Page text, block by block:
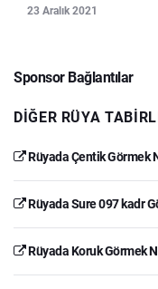
23 Aralık 2021
Sponsor Bağlantılar
DIĞER RÜYA
Rüyada Çentik Görmek
Rüyada Sure 097 kadr
Rüyada Koruk Görmek